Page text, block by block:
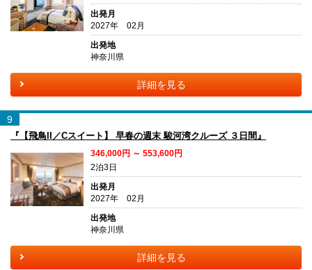
出発月
2027年 02月
出発地
神奈川県
詳細を見る
9
『【飛鳥II／Cスイート】 早春の週末 駿河湾クルーズ ３日間』
346,000円 ～ 553,600円
2泊3日
出発月
2027年 02月
出発地
神奈川県
詳細を見る